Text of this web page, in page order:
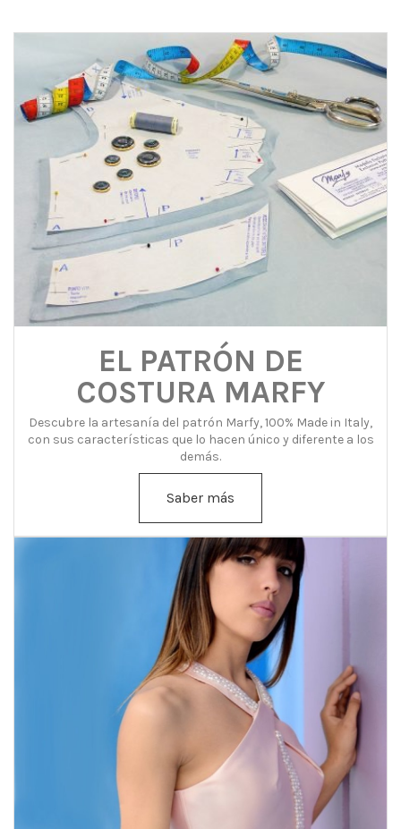
EL PATRÓN DE
COSTURA MARFY
Descubre la artesanía del patrón Marfy, 100% Made in Italy,
con sus características que lo hacen único y diferente a los
demás.
Saber más